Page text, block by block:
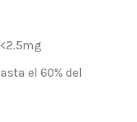
el 60% del